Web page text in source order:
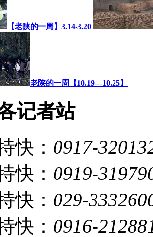
【老陕的一周】3.14-3.20
老陕的一周【10.19—10.25】
记者站
快： 0917-
快： 0919-
快： 029-
快： 0916-